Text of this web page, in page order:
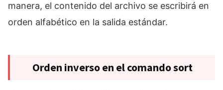
manera, el contenido del archivo se escribirá en
orden alfabético en la salida estándar.
Orden inverso en el comando sort